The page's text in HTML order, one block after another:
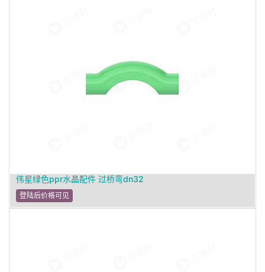
伟星绿色ppr水晶配件 过桥弯dn32
登陆后价格可见